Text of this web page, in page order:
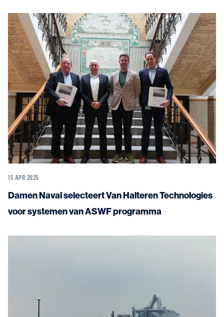
15 APR 2025
Damen Naval selecteert Van Halteren Technologies
voor systemen van ASWF programma